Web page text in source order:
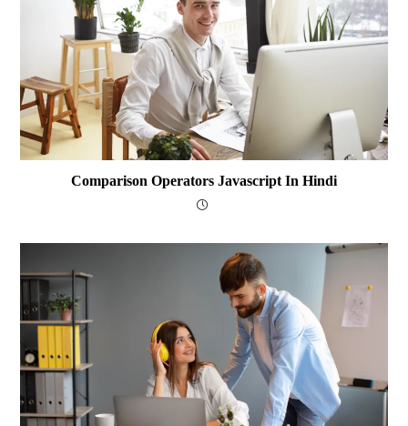
Comparison Operators Javascript In Hindi